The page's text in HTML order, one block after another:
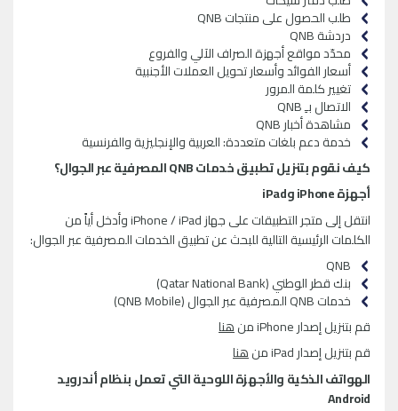
طلب الحصول على منتجاتQNB
دردشةQNB
محدّد مواقع أجهزة الصراف الآلي والفروع
أسعار الفوائد وأسعار تحويل العملات الأجنبية
تغيير كلمة المرور
الاتصال بـِQNB
مشاهدة أخبارQNB
خدمة دعم بلغات متعددة: العربية والإنجليزية والفرنسية
كيف نقوم بتنزيل تطبيق خدماتQNBالمصرفية عبر الجوال؟
أجهزةiPhoneوiPad
انتقل إلى متجر التطبيقات على جهازiPhone / iPadوأدخل أياً من
الكلمات الرئيسية التالية للبحث عن تطبيق الخدمات المصرفية عبر الجوال:
QNB
بنك قطر الوطني (Qatar National Bank
)
خدماتQNBالمصرفية عبر الجوال (QNB Mobile
)
قم بتنزيل إصدارiPhoneمنهنا
قم بتنزيل إصدارiPadمنهنا
الهواتف الذكية والأجهزة اللوحية التي تعمل بنظام أندرويد
Android